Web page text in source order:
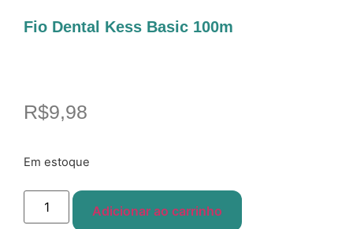
Fio Dental Kess Basic 100m
R$9,98
Em estoque
Adicionar ao carrinho